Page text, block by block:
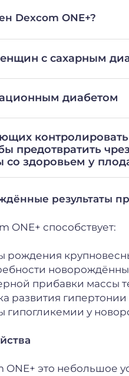
Dexcom ONE+?
с сахарным
диабетом
контролировать
предотвратить
здоровьем у
результаты
ONE+ способствует:
рождения
прибавки массы
развития
гипогликемии у
это небольшое